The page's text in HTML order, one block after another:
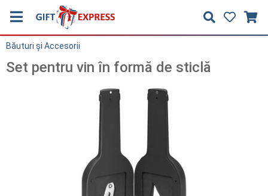
Băuturi și Accesorii
Set pentru vin în formă de sticlă